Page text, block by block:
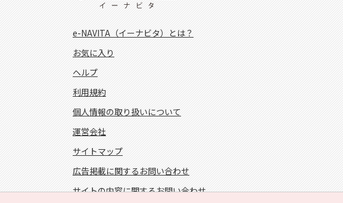
e-NAVITA（イーナビタ）とは？
お気に入り
ヘルプ
利用規約
個人情報の取り扱いについて
運営会社
サイトマップ
広告掲載に関するお問い合わせ
サイトの内容に関するお問い合わせ